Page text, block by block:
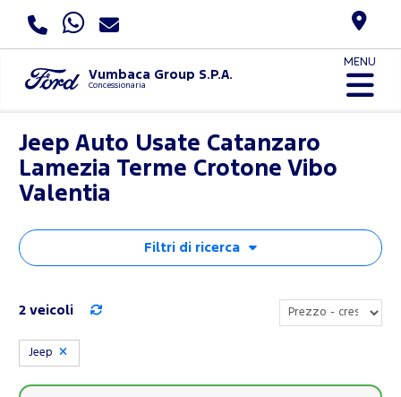
Vumbaca Group S.P.A.
Concessionaria
MENU
Jeep Auto Usate Catanzaro
Lamezia Terme Crotone Vibo
Valentia
Filtri di ricerca
2 veicoli
Jeep